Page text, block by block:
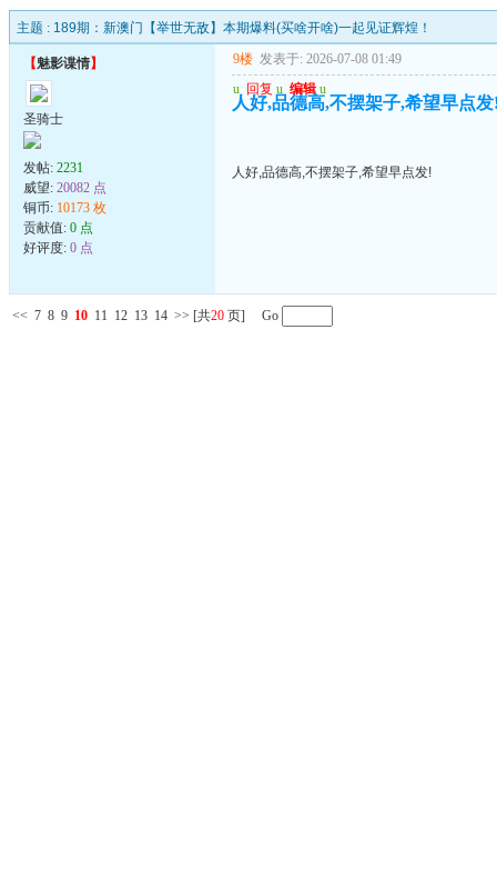
主题 : 189期：新澳门【举世无敌】本期爆料(买啥开啥)一起见证辉煌！
【魅影谍情】
圣骑士
发帖: 2231
威望: 20082 点
铜币: 10173 枚
贡献值: 0 点
好评度: 0 点
9楼 发表于: 2026-07-08 01:49
u 回复 u 编辑 u
人好,品德高,不摆架子,希望早点
人好,品德高,不摆架子,希望早点发!
<< 7 8 9 10 11 12 13 14 >> [共20 页] Go